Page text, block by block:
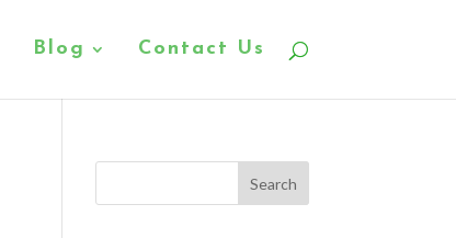
Blog Contact Us
Search